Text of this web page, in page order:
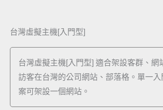
台灣虛擬主機[入門型]
台灣虛擬主機[入門型]​ 適合架設客群、網
訪客在台灣的公司網站、部落格。單一入
案可架設一個網站。